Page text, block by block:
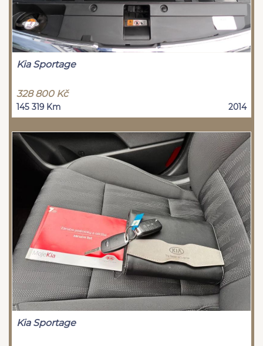
Kia Sportage
328 800 Kč
145 319 Km 2014
Kia Sportage